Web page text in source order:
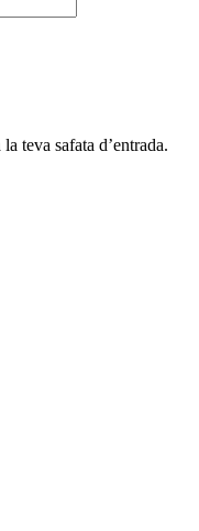
teva safata d’entrada.